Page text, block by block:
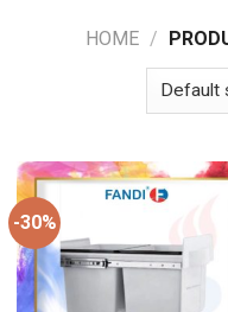
HOME /
-30%